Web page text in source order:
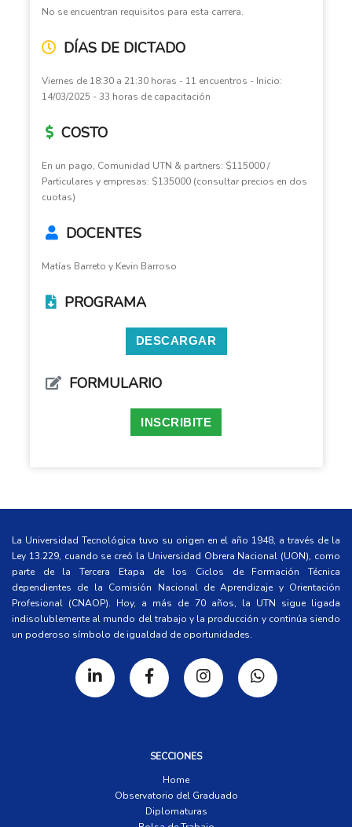
No se encuentran requisitos para esta carrera.
DÍAS DE DICTADO
Viernes de 18:30 a 21:30 horas - 11 encuentros - Inicio:
14/03/2025 - 33 horas de capacitación
COSTO
En un pago, Comunidad UTN & partners: $115000 /
Particulares y empresas: $135000 (consultar precios en dos
cuotas)
DOCENTES
Matías Barreto y Kevin Barroso
PROGRAMA
DESCARGAR
FORMULARIO
INSCRIBITE
La Universidad Tecnológica tuvo su origen en el año 1948, a través de la
Ley 13.229, cuando se creó la Universidad Obrera Nacional (UON), como
parte de la Tercera Etapa de los Ciclos de Formación Técnica
dependientes de la Comisión Nacional de Aprendizaje y Orientación
Profesional (CNAOP). Hoy, a más de 70 años, la UTN sigue ligada
indisolublemente al mundo del trabajo y la producción y continúa siendo
un poderoso símbolo de igualdad de oportunidades.
SECCIONES
Home
Observatorio del Graduado
Diplomaturas